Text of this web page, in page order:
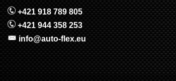
+421 918 789 805
+421 944 358 253
info@auto-flex.eu